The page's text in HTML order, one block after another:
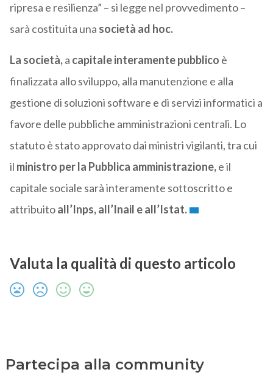
ripresa e resilienza” – si legge nel provvedimento –
sarà costituita una società ad hoc.
La società,a capitale interamente pubblico è
finalizzata allo sviluppo, alla manutenzione e alla
gestione di soluzioni software e di servizi informatici a
favore delle pubbliche amministrazioni centrali. Lo
statuto è stato approvato dai ministri vigilanti, tra cui
il ministro per la Pubblica amministrazione,e il
capitale sociale sarà interamente sottoscritto e
attribuitoall’Inps, all’Inail e all’Istat.
Valuta la qualità di questo articolo
Partecipa alla community